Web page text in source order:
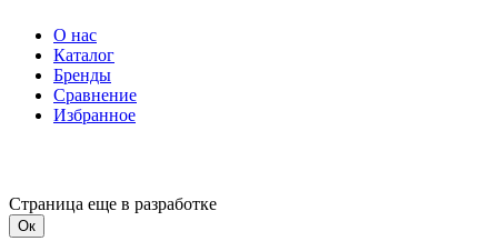
О нас
Каталог
Бренды
Сравнение
Избранное
Страница еще в разработке
Ок